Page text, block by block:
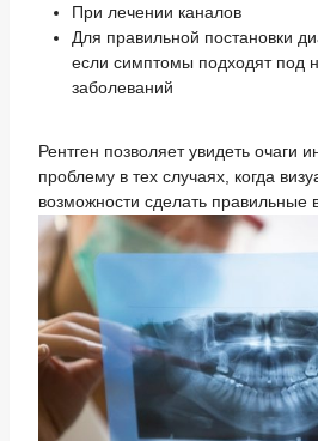
При лечении каналов
Для правильной постановки
если симптомы подходят под
заболеваний
Рентген позволяет увидеть очаги
проблему в тех случаях, когда
возможности сделать правильные